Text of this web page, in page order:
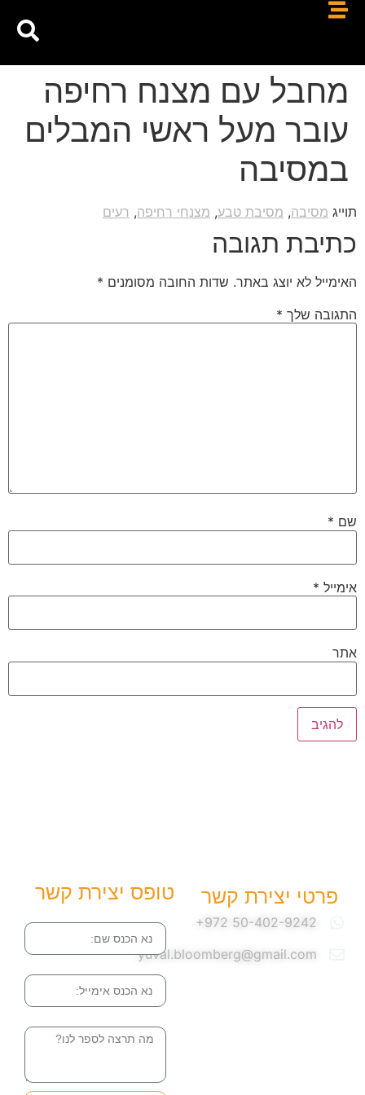
מחבל עם מצנח רחיפה
עובר מעל ראשי המבלים
במסיבה
תוייג מסיבה, מסיבת טבע, מצנחי רחיפה, רעים
כתיבת תגובה
האימייל לא יוצג באתר. שדות החובה מסומנים *
התגובה שלך *
שם *
אימייל *
אתר
פרטי יצירת קשר
yuval.bloomberg@gmail.com
טופס יצירת קשר